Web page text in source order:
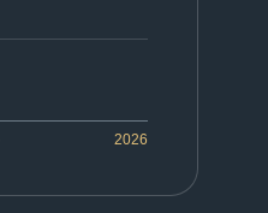
2026